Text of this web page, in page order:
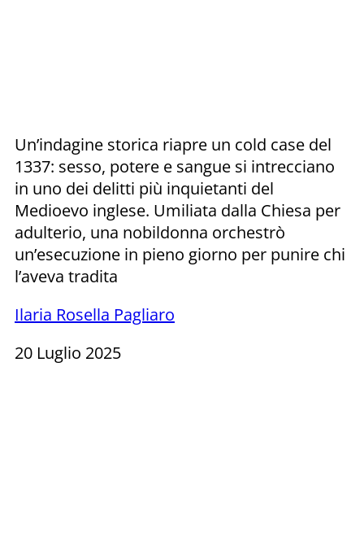
Un’indagine storica riapre un cold case del
1337: sesso, potere e sangue si intrecciano
in uno dei delitti più inquietanti del
Medioevo inglese. Umiliata dalla Chiesa per
adulterio, una nobildonna orchestrò
un’esecuzione in pieno giorno per punire chi
l’aveva tradita
Ilaria Rosella Pagliaro
20 Luglio 2025